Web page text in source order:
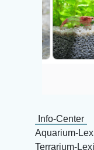
Info-Center
Aquarium-
Terrarium-